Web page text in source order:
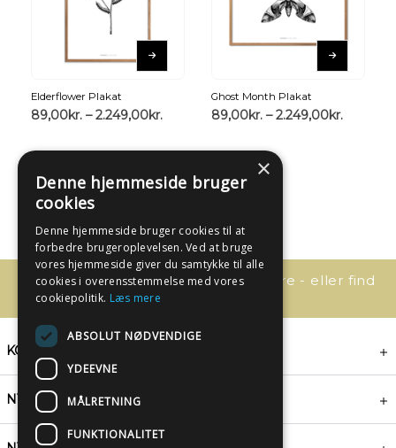
Elderflower Plakat
89,00kr. – 2.249,00kr.
Ghost Month Plakat
89,00kr. – 2.249,00kr.
Har du spørgsmål, så kontakt os bare - eller find
svaret her:
KONTAKT
NYHEDSBREV
×
Denne hjemmeside bruger
cookies
Denne hjemmeside bruger cookies til at
forbedre brugeroplevelsen. Ved at bruge
vores hjemmeside giver du samtykke til alle
cookies i overensstemmelse med vores
cookiepolitik. Læs mere
ABSOLUT NØDVENDIGE
YDEEVNE
MÅLRETNING
FUNKTIONALITET